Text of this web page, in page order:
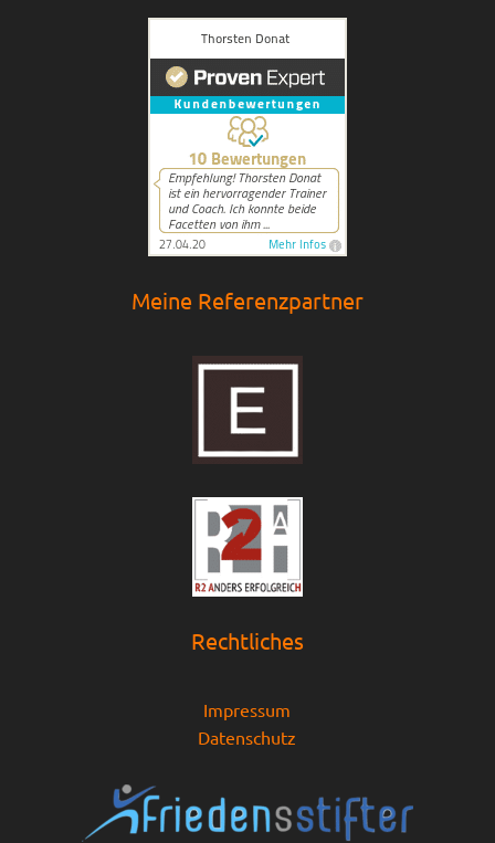
Meine Referenzpartner
Rechtliches
Impressum
Datenschutz